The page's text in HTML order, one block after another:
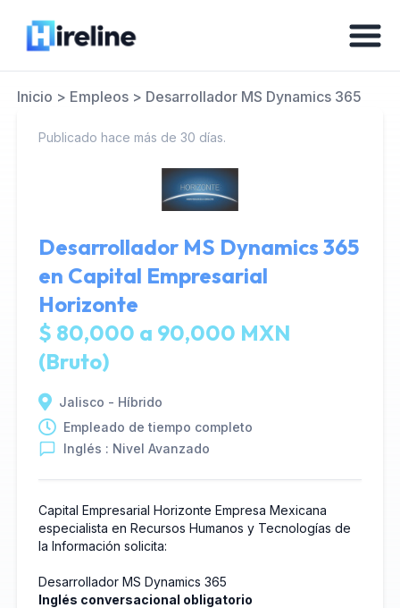
Inicio > Empleos> Desarrollador MS Dynamics 365
Publicado hace más de 30 días.
Desarrollador MS Dynamics 365
en Capital Empresarial
Horizonte
$ 80,000 a 90,000 MXN
(Bruto)
Jalisco - Híbrido
Empleado de tiempo completo
Inglés : Nivel Avanzado
Capital Empresarial Horizonte Empresa Mexicana
especialista en Recursos Humanos y Tecnologías de
la Información solicita:
Desarrollador MS Dynamics 365
Inglés conversacional obligatorio